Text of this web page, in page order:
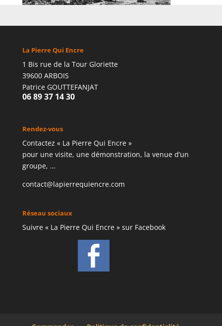
La Pierre Qui Encre
1 Bis rue de la Tour Gloriette
39600 ARBOIS
Patrice GOUTTEFANJAT
06 89 37 14 30
Rendez-vous
Contactez « La Pierre Qui Encre »
pour une visite, une démonstration, la venue d’un
groupe, …
contact@lapierrequiencre.com
Réseau sociaux
Suivre « La Pierre Qui Encre » sur Facebook